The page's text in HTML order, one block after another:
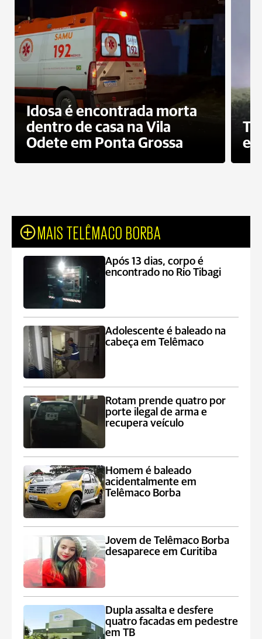
Idosa é encontrada morta
dentro de casa na Vila
Odete em Ponta Grossa
e
MAIS TELÊMACO BORBA
Após 13 dias, corpo é
encontrado no Rio Tibagi
Adolescente é baleado na
cabeça em Telêmaco
Rotam prende quatro por
porte ilegal de arma e
recupera veículo
Homem é baleado
acidentalmente em
Telêmaco Borba
Jovem de Telêmaco Borba
desaparece em Curitiba
Dupla assalta e desfere
quatro facadas em pedestre
em TB